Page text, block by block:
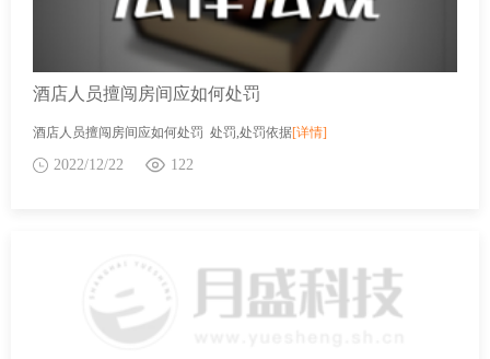
酒店人员擅闯房间应如何处罚
酒店人员擅闯房间应如何处罚 处罚,处罚依据[详情]
2022/12/22 122